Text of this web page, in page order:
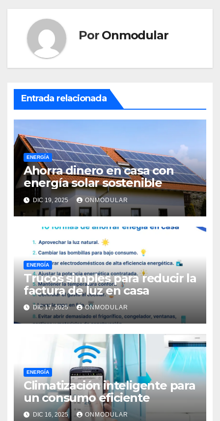
Por Onmodular
Entrada relacionada
ENERGÍA
Ahorra dinero en casa con
energía solar sostenible
DIC 19, 2025 ONMODULAR
ENERGÍA
Trucos simples para reducir la
factura de luz en casa
DIC 17, 2025 ONMODULAR
ENERGÍA
Climatización inteligente para
un consumo eficiente
DIC 16, 2025 ONMODULAR